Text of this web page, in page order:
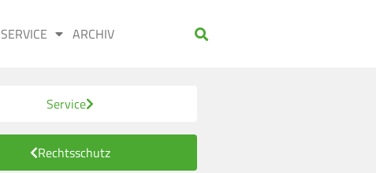
SERVICE ARCHIV
Service
Rechtsschutz